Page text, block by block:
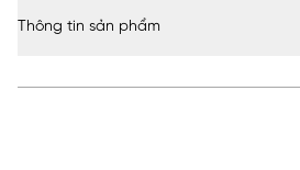
Thông tin sản phẩm